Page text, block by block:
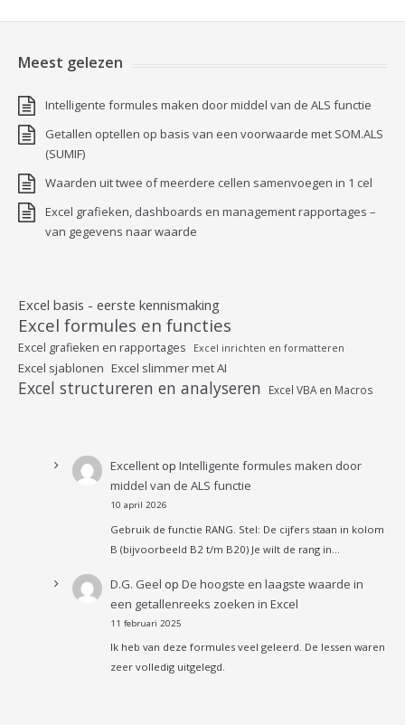
Meest gelezen
Intelligente formules maken door middel van de ALS functie
Getallen optellen op basis van een voorwaarde met SOM.ALS
(SUMIF)
Waarden uit twee of meerdere cellen samenvoegen in 1 cel
Excel grafieken, dashboards en management rapportages –
van gegevens naar waarde
Excel basis - eerste kennismaking
Excel formules en functies
Excel grafieken en rapportages Excel inrichten en formatteren
Excel sjablonen Excel slimmer met AI
Excel structureren en analyseren Excel VBA en Macros
Excellent opIntelligente formules maken door
middel van de ALS functie
10 april 2026
Gebruik de functie RANG. Stel: De cijfers staan in kolom
B (bijvoorbeeld B2 t/m B20) Je wilt de rang in…
D.G. Geel opDe hoogste en laagste waarde in
een getallenreeks zoeken in Excel
11 februari 2025
Ik heb van deze formules veel geleerd. De lessen waren
zeer volledig uitgelegd.